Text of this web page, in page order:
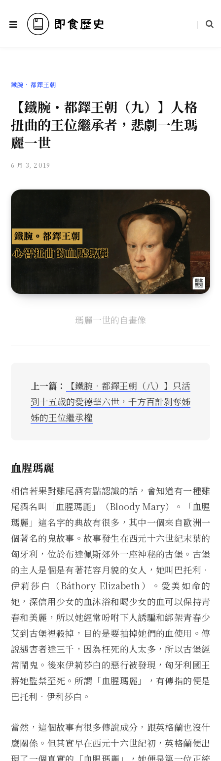
鐵腕．都鐸王朝
【鐵腕・都鐸王朝（九）】人格
扭曲的王位繼承者，悲劇一生瑪
麗一世
6 月 3, 2019
瑪麗一世的自畫像
上一篇：
【鐵腕．都鐸王朝（八）】只活
到十五歲的愛德華六世，千方百計剝奪姊
姊的王位繼承權
血腥瑪麗
相信若果對雞尾酒有點認識的話，會知道有一種雞
尾酒名叫「血腥瑪麗」（Bloody Mary）。「血腥
瑪麗」這名字的典故有很多，其中一個來自歐洲一
個著名的鬼故事。故事發生在西元十六世紀末葉的
匈牙利，位於布達佩斯郊外一座神秘的古堡。古堡
的主人是個是有著花容月貌的女人，她叫巴托利．
伊莉莎白（Báthory Elizabeth）。愛美如命的
她，深信用少女的血沐浴和喝少女的血可以保持青
春和美麗，所以她經常吩咐下人誘騙和綁架青春少
艾到古堡裡殺掉，目的是要抽掉她們的血使用。傳
說遇害者達三千，因為枉死的人太多，所以古堡經
常鬧鬼。後來伊莉莎白的惡行被發現，匈牙利國王
將她監禁至死。所謂「血腥瑪麗」，有傳指的便是
巴托利．伊利莎白。
當然，這個故事有很多傳說成分，跟英格蘭也沒什
麼關係。但其實早在西元十六世紀初，英格蘭便出